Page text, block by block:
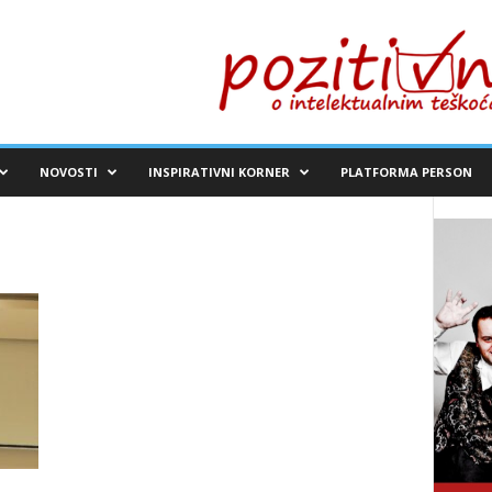
NOVOSTI INSPIRATIVNI KORNER PLATFORMA PERSON